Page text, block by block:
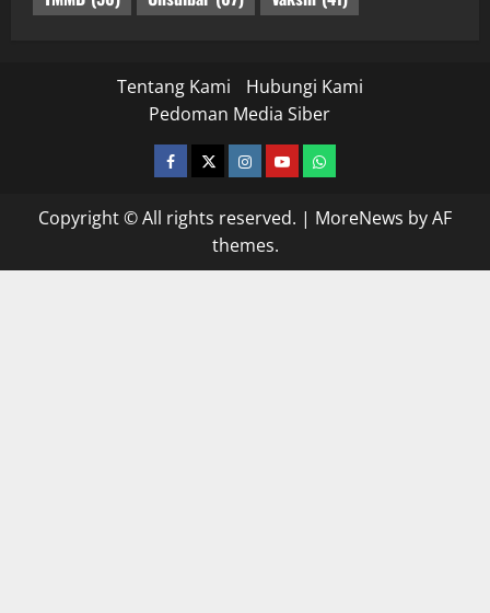
Tentang Kami
Hubungi Kami
Pedoman Media Siber
facebooktwitterinstagram.com
youtubewhatsapp
Copyright © All rights reserved. | MoreNews by AF
themes.